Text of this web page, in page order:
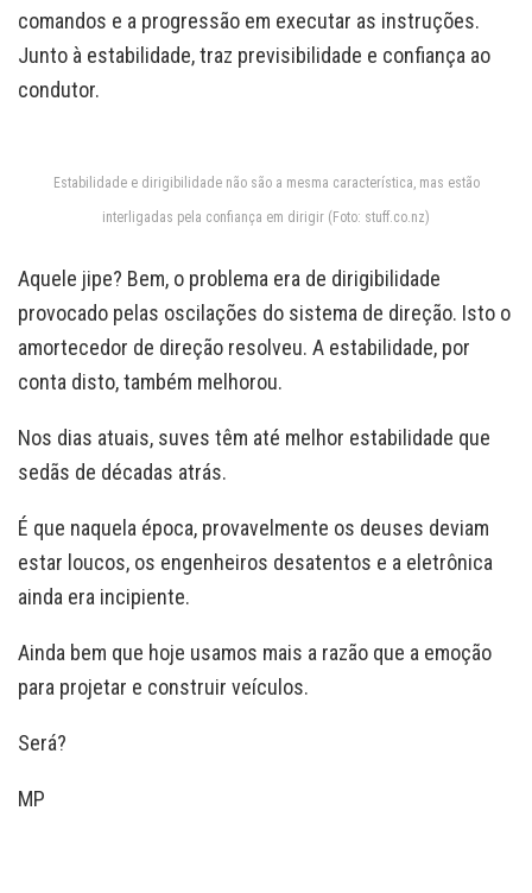
comandos e a progressão em executar as instruções.
Junto à estabilidade, traz previsibilidade e confiança ao
condutor.
Estabilidade e dirigibilidade não são a mesma característica, mas estão
interligadas pela confiança em dirigir (Foto: stuff.co.nz)
Aquele jipe? Bem, o problema era de dirigibilidade
provocado pelas oscilações do sistema de direção. Isto o
amortecedor de direção resolveu. A estabilidade, por
conta disto, também melhorou.
Nos dias atuais, suves têm até melhor estabilidade que
sedãs de décadas atrás.
É que naquela época, provavelmente os deuses deviam
estar loucos, os engenheiros desatentos e a eletrônica
ainda era incipiente.
Ainda bem que hoje usamos mais a razão que a emoção
para projetar e construir veículos.
Será?
MP